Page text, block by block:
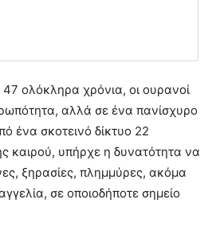
ολόκληρα χρόνια, οι ουρανοί
αλλά σε ένα πανίσχυρο
ένα σκοτεινό δίκτυο 22
καιρού, υπήρχε η δυνατότητα να
ξηρασίες, πλημμύρες, ακόμα
σε οποιοδήποτε σημείο